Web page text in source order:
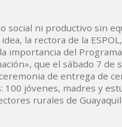
social ni productivo sin
la rectora de la
importancia del
que el sábado 7 de
de entrega de
100 jóvenes, madres y
rurales de